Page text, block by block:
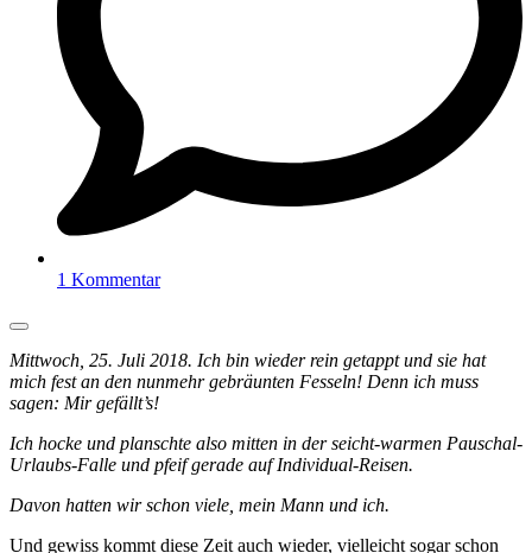
1 Kommentar
Mittwoch, 25. Juli 2018. Ich bin wieder rein getappt und sie hat
mich fest an den nunmehr gebräunten Fesseln! Denn ich muss
sagen: Mir gefällt’s!
Ich hocke und planschte also mitten in der seicht-warmen Pauschal-
Urlaubs-Falle und pfeif gerade auf Individual-Reisen.
Davon hatten wir schon viele, mein Mann und ich.
Und gewiss kommt diese Zeit auch wieder, vielleicht sogar schon